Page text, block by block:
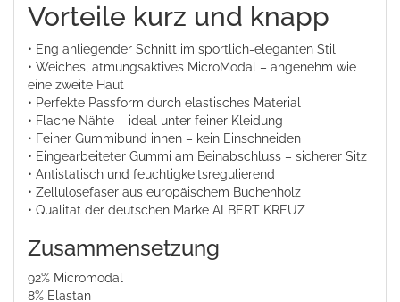
Vorteile kurz und knapp
• Eng anliegender Schnitt im sportlich-eleganten Stil
• Weiches, atmungsaktives MicroModal – angenehm wie
eine zweite Haut
• Perfekte Passform durch elastisches Material
• Flache Nähte – ideal unter feiner Kleidung
• Feiner Gummibund innen – kein Einschneiden
• Eingearbeiteter Gummi am Beinabschluss – sicherer Sitz
• Antistatisch und feuchtigkeitsregulierend
• Zellulosefaser aus europäischem Buchenholz
• Qualität der deutschen Marke ALBERT KREUZ
Zusammensetzung
92% Micromodal
8% Elastan